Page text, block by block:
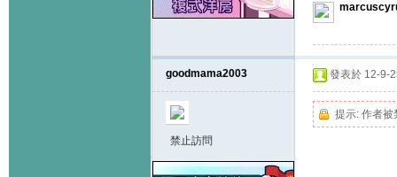
goodmama2003
禁止訪問
發表於 12-9-
提示: 作者被